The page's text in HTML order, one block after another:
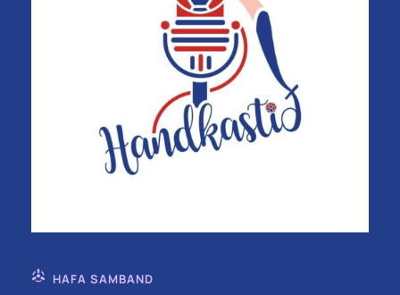
HAFA SAMBAND